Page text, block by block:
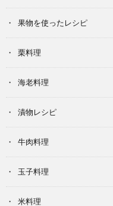
果物を使ったレシピ
栗料理
海老料理
漬物レシピ
牛肉料理
玉子料理
米料理